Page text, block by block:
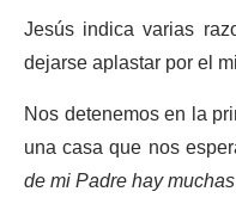
Jesús indica varias
dejarse aplastar por el
Nos detenemos en la
una casa que nos
de mi Padre hay